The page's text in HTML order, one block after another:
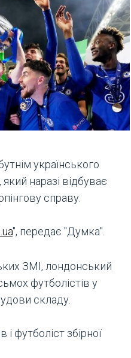
українського
наразі відбуває
справу.
", передає "Думка".
ЗМІ, лондонський
футболістів у
складу.
футболіст збірної